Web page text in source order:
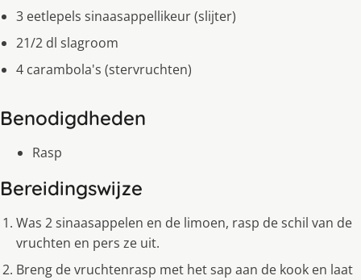
3 eetlepels sinaasappellikeur (slijter)
21/2 dl slagroom
4 carambola's (stervruchten)
Benodigdheden
Rasp
Bereidingswijze
Was 2 sinaasappelen en de limoen, rasp de schil van de
vruchten en pers ze uit.
Breng de vruchtenrasp met het sap aan de kook en laat